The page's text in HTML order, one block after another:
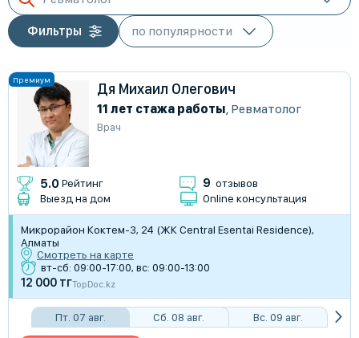
Фильтры
Дя Михаил Олегович
11 лет стажа работы, Ревматолог
Врач
5.0 Рейтинг 9 отзывов
Выезд на дом
Online консультация
Микрорайон Коктем-3, 24 (​ЖК Central Esentai Residence),
Алматы
Смотреть на карте
вт-сб: 09:00-17:00, вс: 09:00-13:00
12 000 тгTopDoc.kz
Пт. 07 авг. Сб. 08 авг. Вс. 09 авг.